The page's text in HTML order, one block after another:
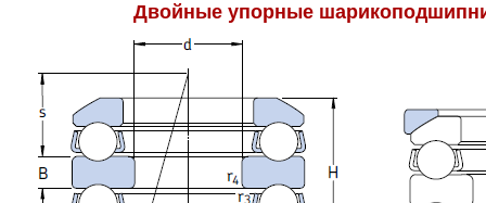
Двойные упорные